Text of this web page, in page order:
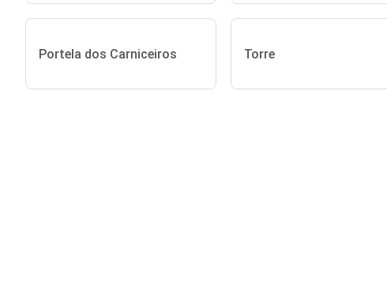
Portela dos Carniceiros Torre